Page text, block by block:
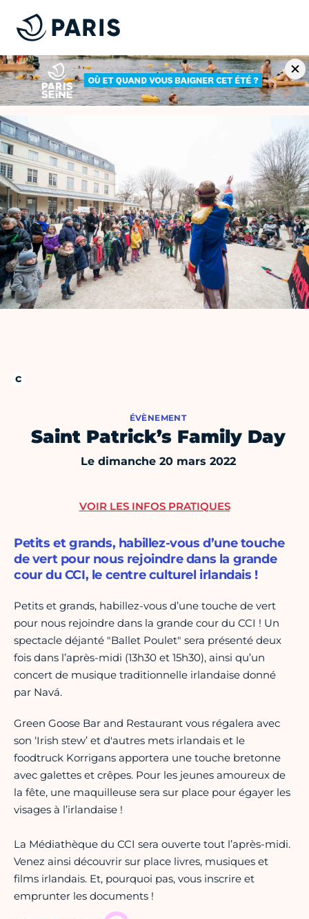
ÉVÈNEMENT
Saint Patrick’s Family Day
Le dimanche 20 mars 2022
Petits et grands, habillez-vous d’une touche
de vert pour nous rejoindre dans la grande
cour du CCI, le centre culturel irlandais !
Petits et grands, habillez-vous d’une touche de vert
pour nous rejoindre dans la grande cour du CCI ! Un
spectacle déjanté "Ballet Poulet" sera présenté deux
fois dans l’après-midi (13h30 et 15h30), ainsi qu’un
concert de musique traditionnelle irlandaise donné
par Navá.
Green Goose Bar and Restaurant vous régalera avec
son ‘Irish stew’ et d'autres mets irlandais et le
foodtruck Korrigans apportera une touche bretonne
avec galettes et crêpes. Pour les jeunes amoureux de
la fête, une maquilleuse sera sur place pour égayer les
visages à l’irlandaise !
La Médiathèque du CCI sera ouverte tout l’après-midi.
Venez ainsi découvrir sur place livres, musiques et
films irlandais. Et, pourquoi pas, vous inscrire et
emprunter les documents !
VOIR LES INFOS PRATIQUES